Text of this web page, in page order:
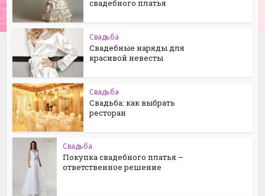
свадебного платья
Свадьба
Свадебные наряды для
красивой невесты
Свадьба
Свадьба: как выбрать
ресторан
Свадьба
Покупка свадебного платья –
ответственное решение